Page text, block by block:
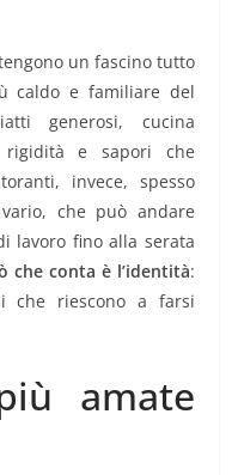
un fascino tutto
caldo e familiare del
generosi, cucina
rigidità e sapori che
invece, spesso
che può andare
lavoro fino alla serata
che conta è l’identità:
che riescono a farsi
amate